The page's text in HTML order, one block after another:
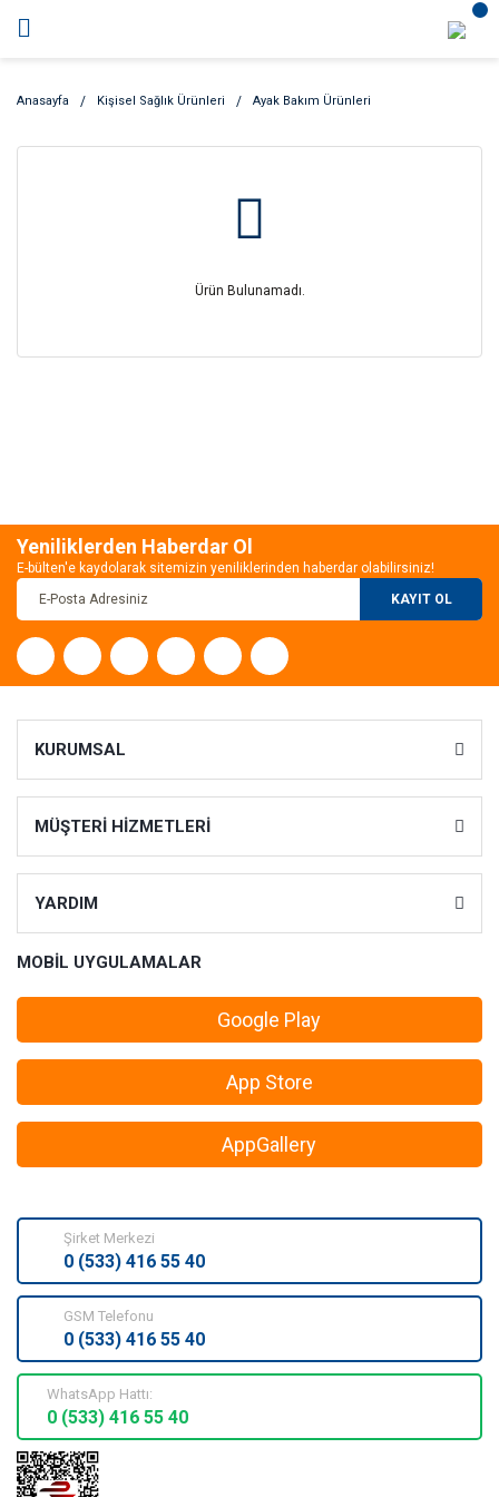
Anasayfa Kişisel Sağlık Ürünleri Ayak Bakım Ürünleri
Ürün Bulunamadı.
Yeniliklerden Haberdar Ol
E-bülten'e kaydolarak sitemizin yeniliklerinden haberdar olabilirsiniz!
KAYIT OL
KURUMSAL
MÜŞTERİ HİZMETLERİ
YARDIM
MOBİL UYGULAMALAR
Google Play
App Store
AppGallery
Şirket Merkezi
0 (533) 416 55 40
GSM Telefonu
0 (533) 416 55 40
WhatsApp Hattı:
0 (533) 416 55 40